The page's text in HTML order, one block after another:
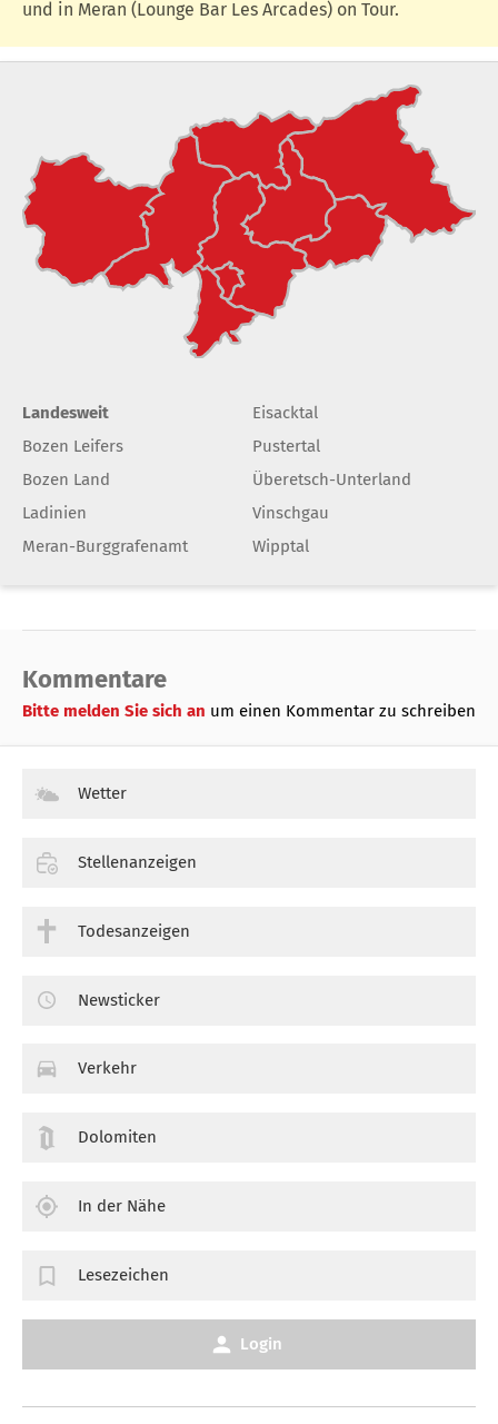
und in Meran (Lounge Bar Les Arcades) on Tour.
Landesweit
Bozen Leifers
Bozen Land
Ladinien
Meran-Burggrafenamt
Eisacktal
Pustertal
Überetsch-Unterland
Vinschgau
Wipptal
Kommentare
Bitte melden Sie sich an um einen Kommentar zu schreiben
Wetter
Stellenanzeigen
Todesanzeigen
Newsticker
Verkehr
Dolomiten
In der Nähe
Lesezeichen
Login